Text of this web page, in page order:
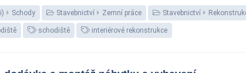
Schody Stavebnictví Zemní práce Stavebnictví
schodiště interiérové rekonstrukce